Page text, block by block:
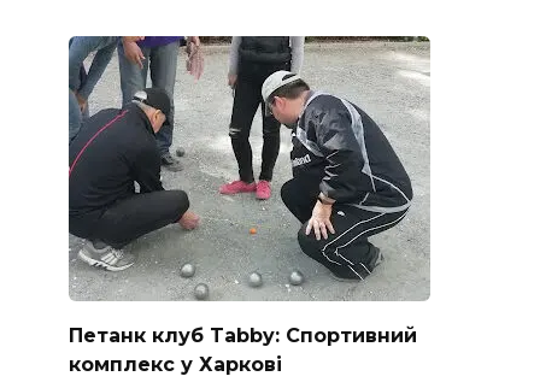
Петанк клуб Tabby: Спортивний
комплекс у Харкові